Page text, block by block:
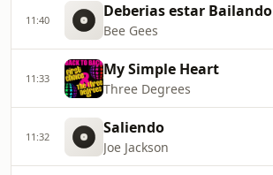
11:40 Deberias estar Bailando
Bee Gees
11:33 My Simple Heart
Three Degrees
11:32 Saliendo
Joe Jackson